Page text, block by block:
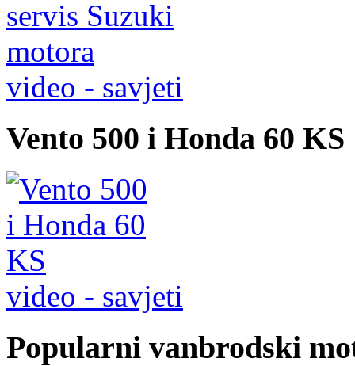
video - savjeti
Vento 500 i Honda 60 KS
video - savjeti
Popularni vanbrodski